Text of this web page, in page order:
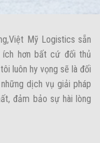
Mỹ Logistics sẵn
ích hơn bất cứ đối thủ
luôn hy vọng sẽ là đối
dịch vụ giải pháp
đảm bảo sự hài lòng